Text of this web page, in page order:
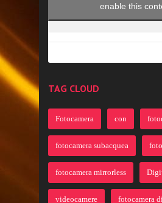
enable this
TAG CLOUD
Fotocamera con
fotocamera subacquea
fotocamera mirrorless
videocamere fotocamera